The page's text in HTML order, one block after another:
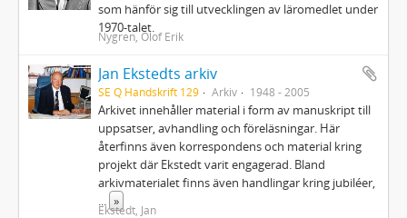
som hänför sig till utvecklingen av läromedlet under
1970‐talet.
Nygren, Olof Erik
Jan Ekstedts arkiv
SE Q Handskrift 129 Arkiv 1948 - 2005
Arkivet innehåller material i form av manuskript till
uppsatser, avhandling och föreläsningar. Här
återfinns även korrespondens och material kring
projekt där Ekstedt varit engagerad. Bland
arkivmaterialet finns även handlingar kring jubiléer,
... »
Ekstedt, Jan